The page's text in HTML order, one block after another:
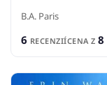
B.A. Paris
6 RECENZIÍCENA Z 8